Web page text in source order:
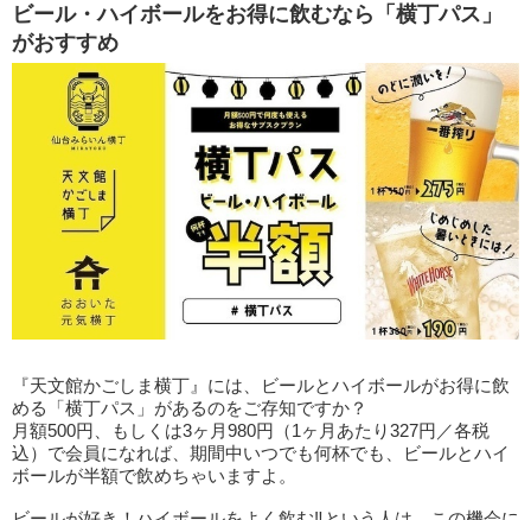
ビール・ハイボールをお得に飲むなら「横丁パス」
がおすすめ
『天文館かごしま横丁』には、ビールとハイボールがお得に飲
める「横丁パス」があるのをご存知ですか？
月額500円、もしくは3ヶ月980円（1ヶ月あたり327円／各税
込）で会員になれば、期間中いつでも何杯でも、ビールとハイ
ボールが半額で飲めちゃいますよ。